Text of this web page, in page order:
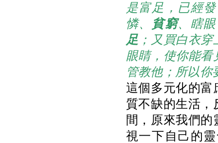
是富足，已經
憐、
貧窮、瞎
足 ；又買白衣
眼睛，使你能看
管教他；所以你
這個多元化的富
質不缺的生活，
間，原來我們
視一下自己的